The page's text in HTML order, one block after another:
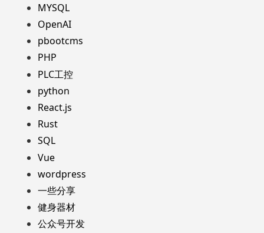
MYSQL
OpenAI
pbootcms
PHP
PLC工控
python
React.js
Rust
SQL
Vue
wordpress
一些分享
健身器材
公众号开发